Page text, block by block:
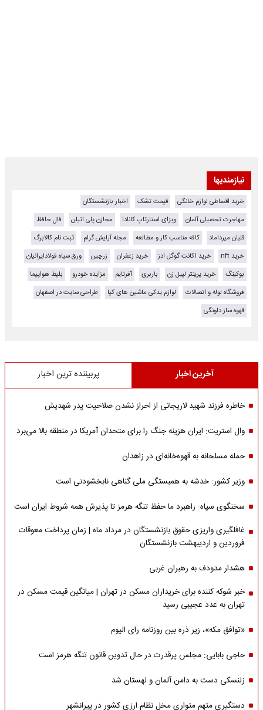
نیازمندیها
خرید اقساطی لوازم خانگی قیمت تشک
اخبار بازنشستگان
مهاجرت تحصیلی آلمان
ویزای استارتاپ کانادا مخازن پلی اتیلن
فال حافظ
قلیان میرداماد
کافه مناسب کار و مطالعه مجله آرایش گرام
ثبت نام کالابرگ
خرید nft
خرید اکانت گوگل ادز خرید زعفران زرچین
ورق سیاه فولادایرانیان
بوکینگ
خرید پرینتر لیبل زن باربری آفرتایم مزایده خودرو
بلیط هواپیما
فروشگاه لوله و اتصالات
لوازم یدکی ماشین های کیا
طراحی سایت در اصفهان
قهوه ساز دلونگی
آخرین اخبار پربیننده ترین اخبار
خاطره فرزند شهید لاریجانی از احراز نشدن صلاحیت پدر شهدیش
وال استریت: ایران هزینه جنگ را برای متحدان آمریکا در منطقه بالا می‌برد
حمله مسلحانه به قهوه‌خانه‌ای در زاهدان
وزیر کشور: خدشه به همبستگی ملی گناهی نابخشودنی است
سخنگوی سپاه: راهبرد ما حفظ تنگه هرمز تا پذیرش همه شروط ایران است
غافلگیری واریزی حقوق بازنشستگان در مرداد ماه | زمان پرداخت معوقات
فروردین و اردیبهشت بازنشستگان
هشدار مدودف به رهبران غربی
خبر شوکه کننده برای خریداران مسکن در تهران | میانگین قیمت مسکن در
تهران به عدد عجیبی رسید
«توافق مکه»، زیر ذره بین روزنامه رای الیوم
حاجی بابایی: مجلس پرقدرت در حال تدوین قانون تنگه هرمز است
زلنسکی دست به دامن آلمان و لهستان شد
دستگیری متهم متواری مخل نظام ارزی کشور در پیرانشهر